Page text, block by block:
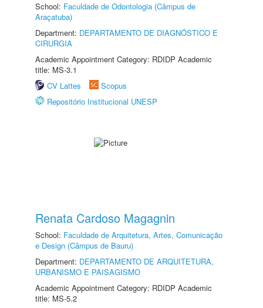
School: Faculdade de Odontologia (Câmpus de
Araçatuba)
Department: DEPARTAMENTO DE DIAGNÓSTICO E
CIRURGIA
Academic Appointment Category: RDIDP Academic
title: MS-3.1
CV Lattes
Scopus
Repositório Institucional UNESP
Renata Cardoso Magagnin
School: Faculdade de Arquitetura, Artes, Comunicação
e Design (Câmpus de Bauru)
Department: DEPARTAMENTO DE ARQUITETURA,
URBANISMO E PAISAGISMO
Academic Appointment Category: RDIDP Academic
title: MS-5.2